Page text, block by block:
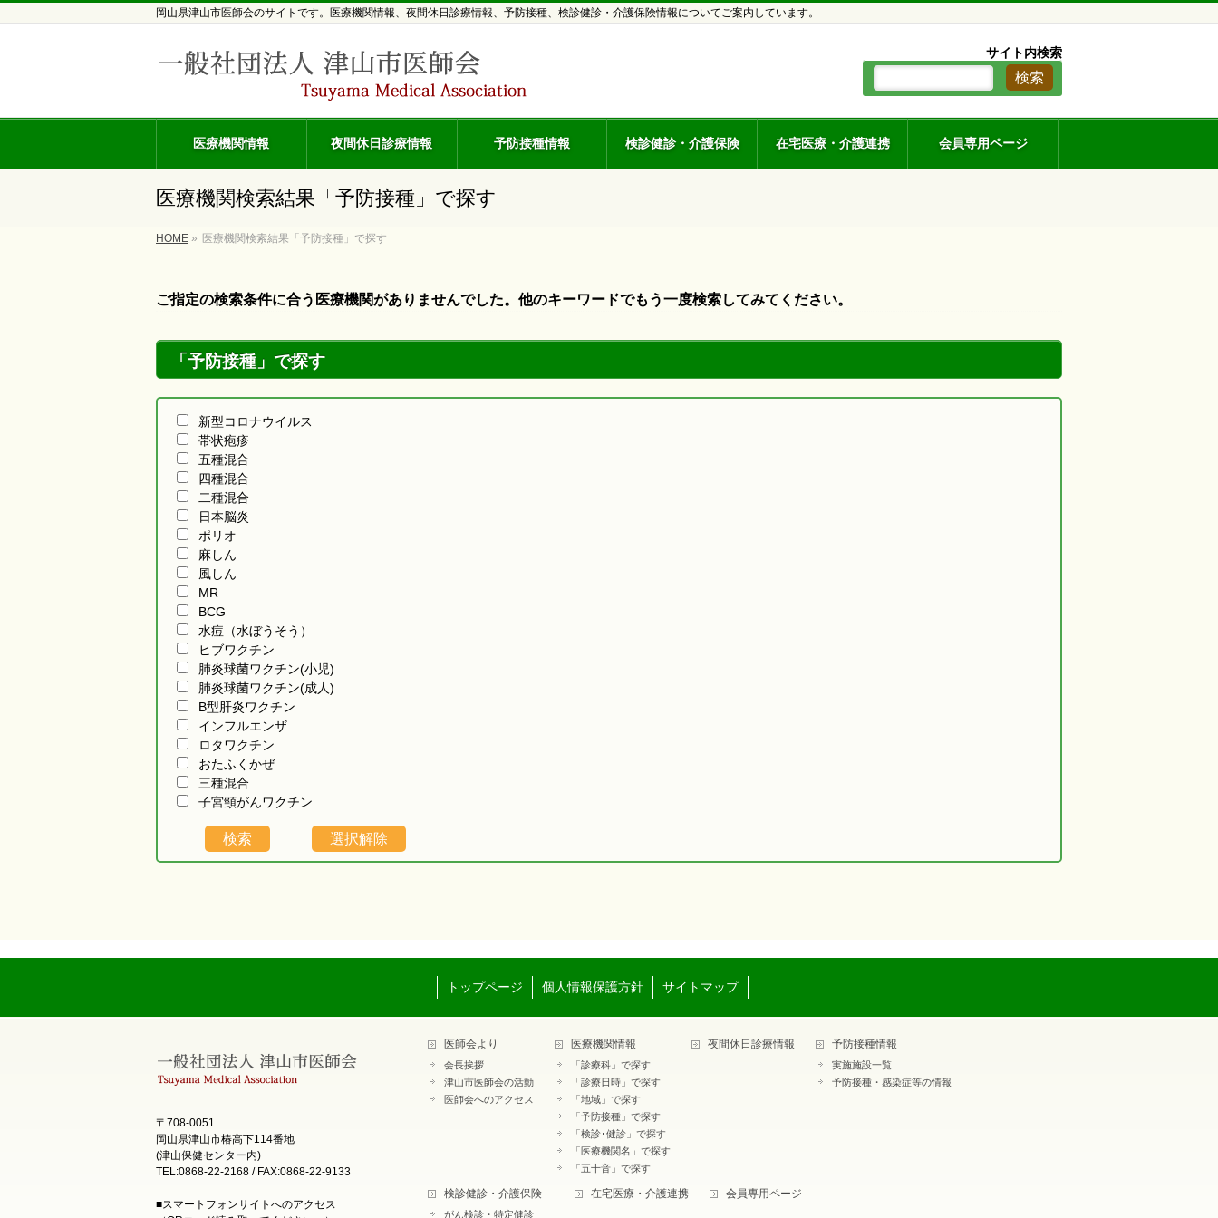
岡山県津山市医師会のサイトです。医療機関情報、夜間休日診療情報、予防接種、検診健診・介護保険情報についてご案内しています。
サイト内検索
医療機関情報 夜間休日診療情報 予防接種情報 検診健診・介護保険 在宅医療・介護連携 会員専用ページ
医療機関検索結果「予防接種」で探す
HOME » 医療機関検索結果「予防接種」で探す
ご指定の検索条件に合う医療機関がありませんでした。他のキーワードでもう一度検索してみてください。
「予防接種」で探す
新型コロナウイルス
帯状疱疹
五種混合
四種混合
二種混合
日本脳炎
ポリオ
麻しん
風しん
MR
BCG
水痘（水ぼうそう）
ヒブワクチン
肺炎球菌ワクチン(小児)
肺炎球菌ワクチン(成人)
B型肝炎ワクチン
インフルエンザ
ロタワクチン
おたふくかぜ
三種混合
子宮頸がんワクチン
トップページ 個人情報保護方針 サイトマップ
〒708-0051
岡山県津山市椿高下114番地
(津山保健センター内)
TEL:0868-22-2168 / FAX:0868-22-9133
■スマートフォンサイトへのアクセス
医師会より
会長挨拶
津山市医師会の活動
医師会へのアクセス
医療機関情報
「診療科」で探す
「診療日時」で探す
「地域」で探す
「予防接種」で探す
「検診･健診」で探す
「医療機関名」で探す
「五十音」で探す
夜間休日診療情報 予防接種情報
実施施設一覧
予防接種・感染症等の情報
検診健診・介護保険
がん検診・特定健診
在宅医療・介護連携 会員専用ページ